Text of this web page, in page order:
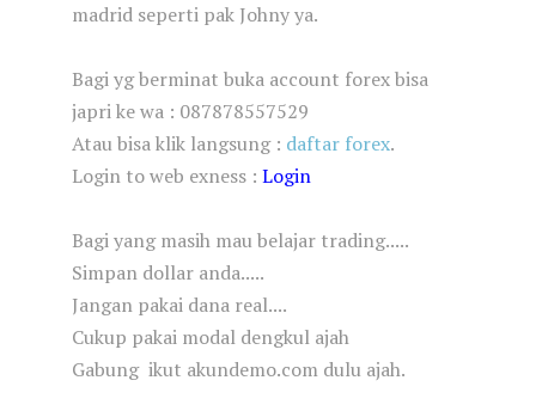
madrid seperti pak Johny ya.
Bagi yg berminat buka account forex bisa
japri ke wa : 087878557529
Atau bisa klik langsung : daftar forex.
Login to web exness : Login
Bagi yang masih mau belajar trading.....
Simpan dollar anda.....
Jangan pakai dana real....
Cukup pakai modal dengkul ajah
Gabung ikut akundemo.com dulu ajah.